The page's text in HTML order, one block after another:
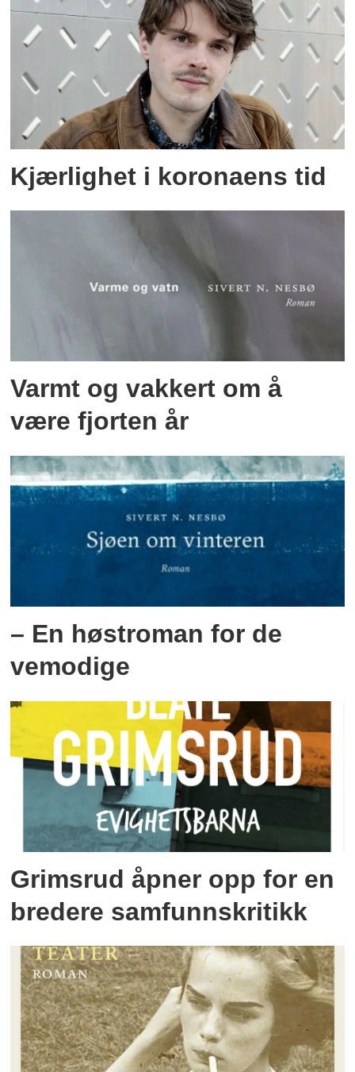
Kjærlighet i koronaens tid
Varmt og vakkert om å
være fjorten år
– En høstroman for de
vemodige
Grimsrud åpner opp for en
bredere samfunnskritikk